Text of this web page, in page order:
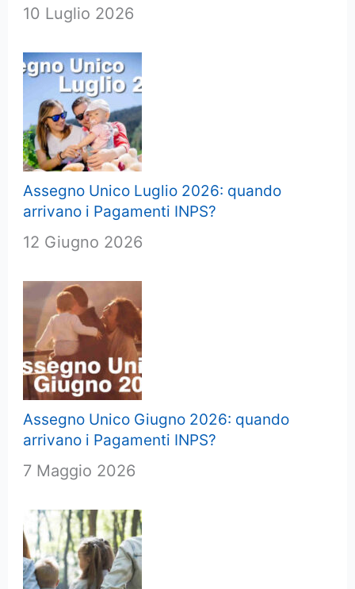
10 Luglio 2026
Assegno Unico Luglio 2026: quando
arrivano i Pagamenti INPS?
12 Giugno 2026
Assegno Unico Giugno 2026: quando
arrivano i Pagamenti INPS?
7 Maggio 2026